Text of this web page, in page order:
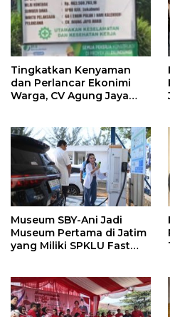
Tingkatkan Kenyaman
dan Perlancar Ekonimi
Warga, CV Agung Jaya
Museum SBY-Ani Jadi
Museum Pertama di Jatim
yang Miliki SPKLU Fast